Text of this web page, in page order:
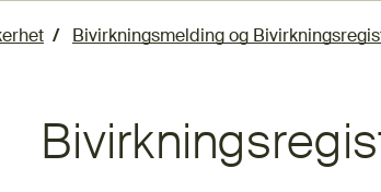
Bivirkningsmelding og